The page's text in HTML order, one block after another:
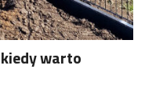
warto